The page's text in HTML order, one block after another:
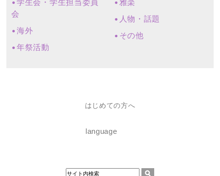
学生会・学生担当委員
会
海外
年祭活動
雅楽
人物・話題
その他
はじめての方へ
language